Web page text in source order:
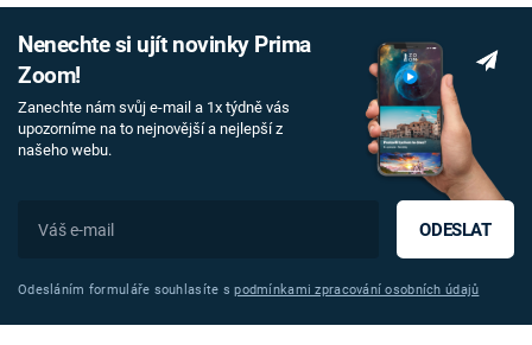
Nenechte si ujít novinky Prima
Zoom!
Zanechte nám svůj e-mail a 1x týdně vás
upozorníme na to nejnovější a nejlepší z
našeho webu.
ODESLAT
Odesláním formuláře souhlasíte spodmínkami zpracování osobních údajů